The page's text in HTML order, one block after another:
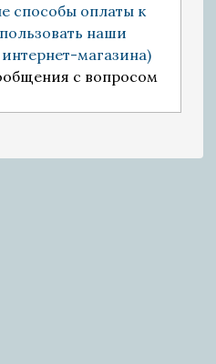
способы оплаты к
наши
магазина)
с вопросом